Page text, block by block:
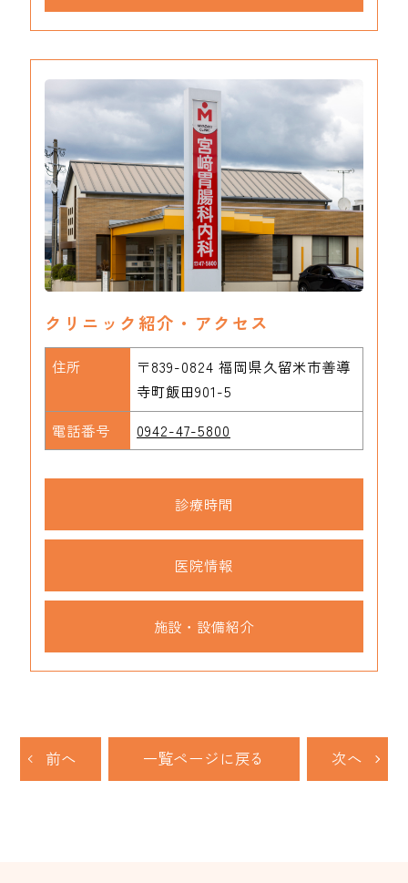
クリニック紹介・アクセス
住所
〒839-0824 福岡県久留米市善導
寺町飯田901-5
電話番号
0942-47-5800
診療時間
医院情報
施設・設備紹介
前へ 一覧ページに戻る 次へ